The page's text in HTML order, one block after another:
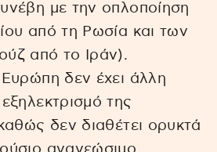
με την οπλοποίηση
από τη Ρωσία και των
από το Ιράν).
δεν έχει άλλη
της
δεν διαθέτει ορυκτά